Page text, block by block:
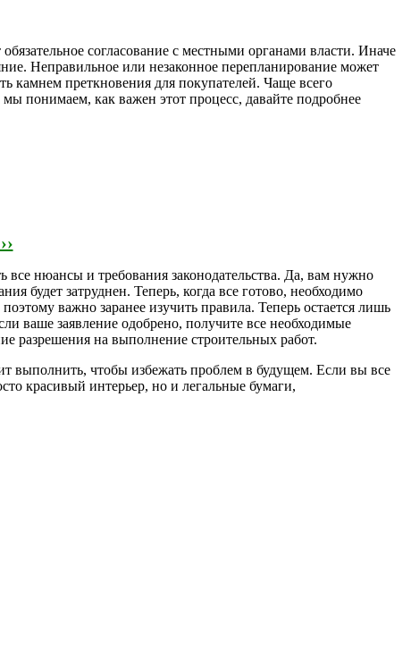
согласование с местными органами власти. Иначе
Неправильное или незаконное перепланирование может
камнем преткновения для покупателей. Чаще всего
понимаем, как важен этот процесс, давайте подробнее
нюансы и требования законодательства. Да, вам нужно
будет затруднен. Теперь, когда все готово, необходимо
важно заранее изучить правила. Теперь остается лишь
ваше заявление одобрено, получите все необходимые
разрешения на выполнение строительных работ.
выполнить, чтобы избежать проблем в будущем. Если вы все
красивый интерьер, но и легальные бумаги,